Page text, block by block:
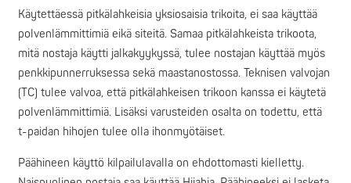
Käytettäessä pitkälahkeisia yksiosaisia trikoita, ei saa käyttää
polvenlämmittimiä eikä siteitä. Samaa pitkälahkeista trikoota,
mitä nostaja käytti jalkakyykyssä, tulee nostajan käyttää myös
penkkipunnerruksessa sekä maastanostossa. Teknisen valvojan
(TC) tulee valvoa, että pitkälahkeisen trikoon kanssa ei käytetä
polvenlämmittimiä. Lisäksi varusteiden osalta on todettu, että
t-paidan hihojen tulee olla ihonmyötäiset.
Päähineen käyttö kilpailulavalla on ehdottomasti kielletty.